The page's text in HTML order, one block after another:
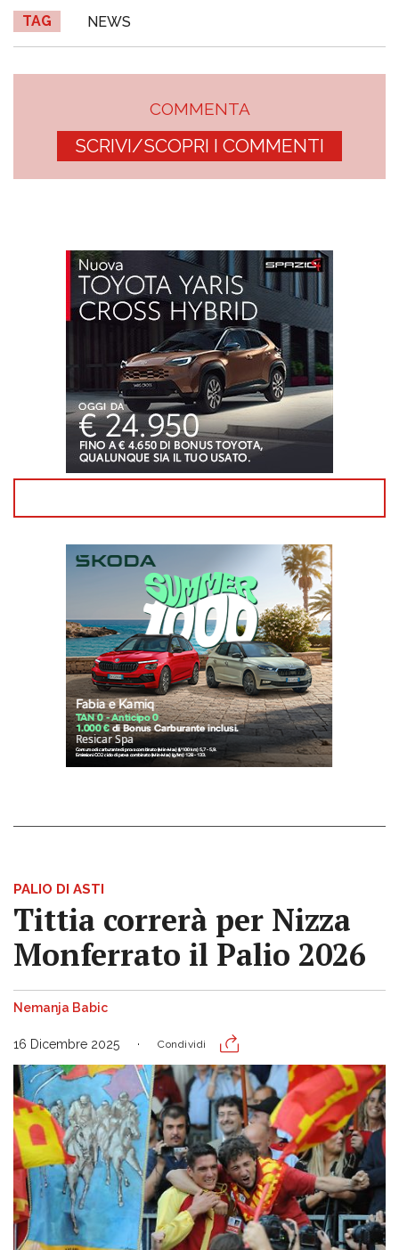
TAG NEWS
COMMENTA
SCRIVI/SCOPRI I COMMENTI
PALIO DI ASTI
Tittia correrà per Nizza
Monferrato il Palio 2026
Nemanja Babic
16 Dicembre 2025 Condividi